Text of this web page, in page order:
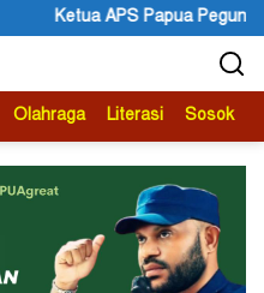
Sonni Lokobal:
Olahraga Literasi Sosok